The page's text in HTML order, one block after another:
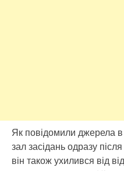
Як повідомили джерела в
зал засідань одразу
він також ухилився від